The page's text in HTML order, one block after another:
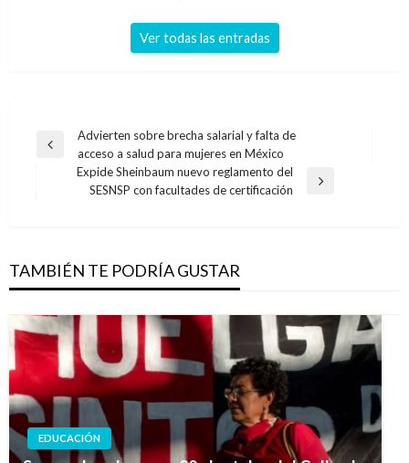
Ver todas las entradas
Navegación
entradas
Entrada
anterior
Advierten sobre brecha salarial y falta de
acceso a salud para mujeres en México
Entrada
Expide Sheinbaum nuevo reglamento del
SESNSP con facultades de certificación
TAMBIÉN TE PODRÍA GUSTAR
EDUCACIÓN